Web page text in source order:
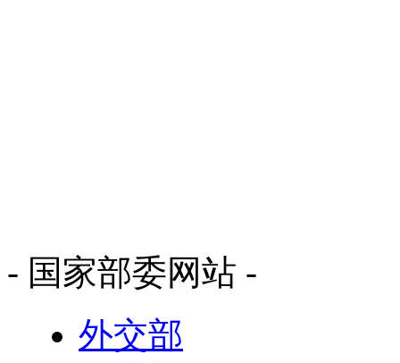
- 国家部委网站 -
外交部